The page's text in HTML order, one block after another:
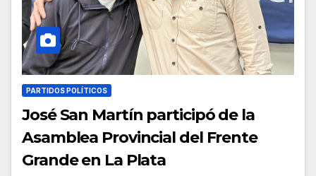
PARTIDOS POLÍTICOS
José San Martín participó de la
Asamblea Provincial del Frente
Grande en La Plata